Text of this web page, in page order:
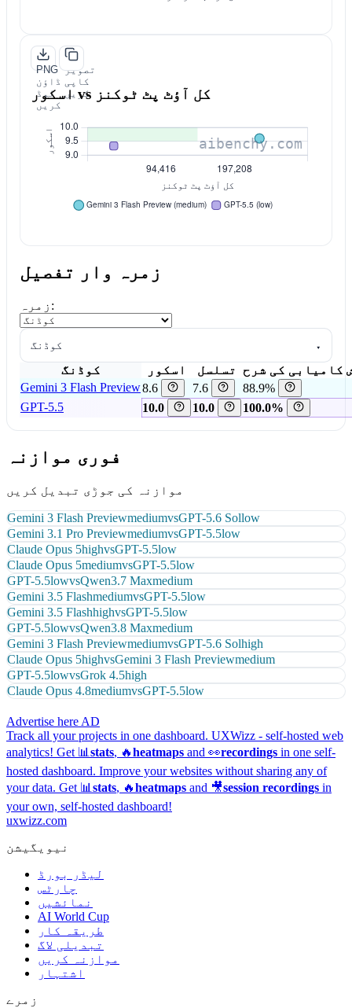
PNG
ڈاؤن
لوڈ
کریں
تصویر
کاپی
کریں
اسکور vs کل آؤٹ پٹ ٹوکنز
زمرہ وار تفصیل
زمرہ:
کوڈنگ ▾
کوڈنگ اسکور تسلسل
کامیابی کی شرح
Gemini 3 Flash Preview8.6 7.6
88.9%
GPT-5.5
10.0 10.0 100.0%
فوری موازنہ
موازنہ کی جوڑی تبدیل کریں
Gemini 3 Flash PreviewmediumvsGPT-5.6 Sollow
Gemini 3.1 Pro PreviewmediumvsGPT-5.5low
Claude Opus 5highvsGPT-5.5low
Claude Opus 5mediumvsGPT-5.5low
GPT-5.5lowvsQwen3.7 Maxmedium
Gemini 3.5 FlashmediumvsGPT-5.5low
Gemini 3.5 FlashhighvsGPT-5.5low
GPT-5.5lowvsQwen3.8 Maxmedium
Gemini 3 Flash PreviewmediumvsGPT-5.6 Solhigh
Claude Opus 5highvsGemini 3 Flash Previewmedium
GPT-5.5lowvsGrok 4.5high
Claude Opus 4.8mediumvsGPT-5.5low
Advertise here AD
Track all your projects in one dashboard. UXWizz - self-hosted web
analytics! Get 📊 stats, 🔥heatmaps and 👀recordings in one self-
hosted dashboard. Improve your websites without sharing any of
your data. Get 📊 stats, 🔥heatmaps and 🎥session recordings in
your own, self-hosted dashboard!
uxwizz.com
نیویگیشن
لیڈر بورڈ
چارٹس
نمائشیں
AI World Cup
طریقہ کار
تبدیلی لاگ
موازنہ کریں
اشتہار
زمرے